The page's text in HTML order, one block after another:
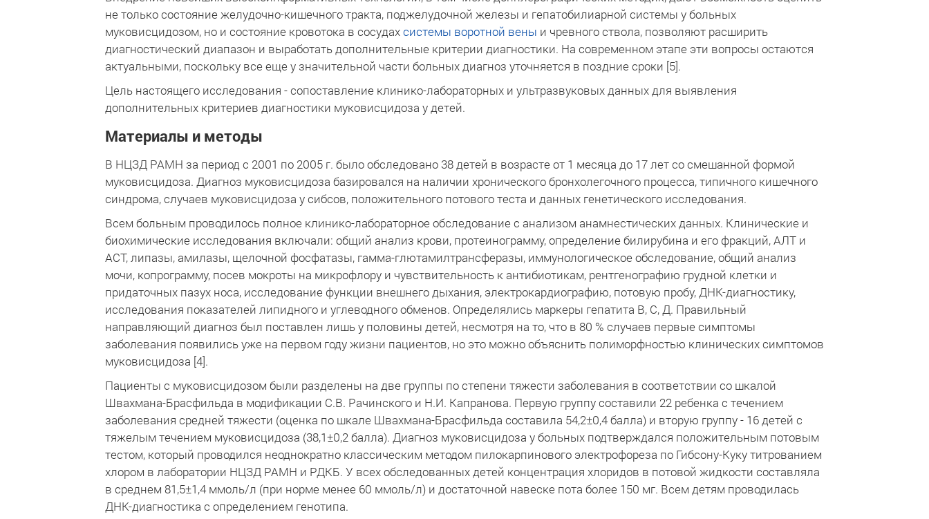
не только состояние желудочно-кишечного тракта, поджелудочной железы и гепатобилиарной системы у больных
муковисцидозом, но и состояние кровотока в сосудахсистемы воротной вены и чревного ствола, позволяют расширить
диагностический диапазон и выработать дополнительные критерии диагностики. На современном этапе эти вопросы остаются
актуальными, поскольку все еще у значительной части больных диагноз уточняется в поздние сроки [5].
Цель настоящего исследования - сопоставление клинико-лабораторных и ультразвуковых данных для выявления
дополнительных критериев диагностики муковисцидоза у детей.
Материалы и методы
В НЦЗД РАМН за период с 2001 по 2005 г. было обследовано 38 детей в возрасте от 1 месяца до 17 лет со смешанной формой
муковисцидоза. Диагноз муковисцидоза базировался на наличии хронического бронхолегочного процесса, типичного кишечного
синдрома, случаев муковисцидоза у сибсов, положительного потового теста и данных генетического исследования.
Всем больным проводилось полное клинико-лабораторное обследование с анализом анамнестических данных. Клинические и
биохимические исследования включали: общий анализ крови, протеинограмму, определение билирубина и его фракций, АЛТ и
АСТ, липазы, амилазы, щелочной фосфатазы, гамма-глютамилтрансферазы, иммунологическое обследование, общий анализ
мочи, копрограмму, посев мокроты на микрофлору и чувствительность к антибиотикам, рентгенографию грудной клетки и
придаточных пазух носа, исследование функции внешнего дыхания, электрокардиографию, потовую пробу, ДНК-диагностику,
исследования показателей липидного и углеводного обменов. Определялись маркеры гепатита В, С, Д. Правильный
направляющий диагноз был поставлен лишь у половины детей, несмотря на то, что в 80 % случаев первые симптомы
заболевания появились уже на первом году жизни пациентов, но это можно объяснить полиморфностью клинических симптомов
муковисцидоза [4].
Пациенты с муковисцидозом были разделены на две группы по степени тяжести заболевания в соответствии со шкалой
Швахмана-Брасфильда в модификации С.В. Рачинского и Н.И. Капранова. Первую группу составили 22 ребенка с течением
заболевания средней тяжести (оценка по шкале Швахмана-Брасфильда составила 54,2±0,4 балла) и вторую группу - 16 детей с
тяжелым течением муковисцидоза (38,1±0,2 балла). Диагноз муковисцидоза у больных подтверждался положительным потовым
тестом, который проводился неоднократно классическим методом пилокарпинового электрофореза по Гибсону-Куку титрованием
хлором в лаборатории НЦЗД РАМН и РДКБ. У всех обследованных детей концентрация хлоридов в потовой жидкости составляла
в среднем 81,5±1,4 ммоль/л (при норме менее 60 ммоль/л) и достаточной навеске пота более 150 мг. Всем детям проводилась
ДНК-диагностика с определением генотипа.